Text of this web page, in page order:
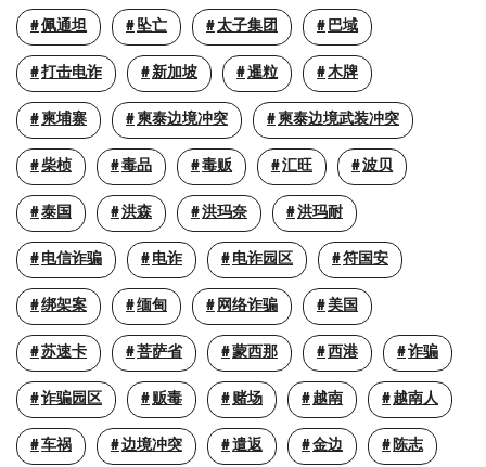
佩通坦 坠亡 太子集团 巴域
打击电诈 新加坡 暹粒 木牌
柬埔寨 柬泰边境冲突 柬泰边境武装冲突
柴桢 毒品 毒贩 汇旺 波贝
泰国 洪森 洪玛奈 洪玛耐
电信诈骗 电诈 电诈园区 符国安
绑架案 缅甸 网络诈骗 美国
苏速卡 菩萨省 蒙西那 西港 诈骗
诈骗园区 贩毒 赌场 越南 越南人
车祸 边境冲突 遣返 金边 陈志